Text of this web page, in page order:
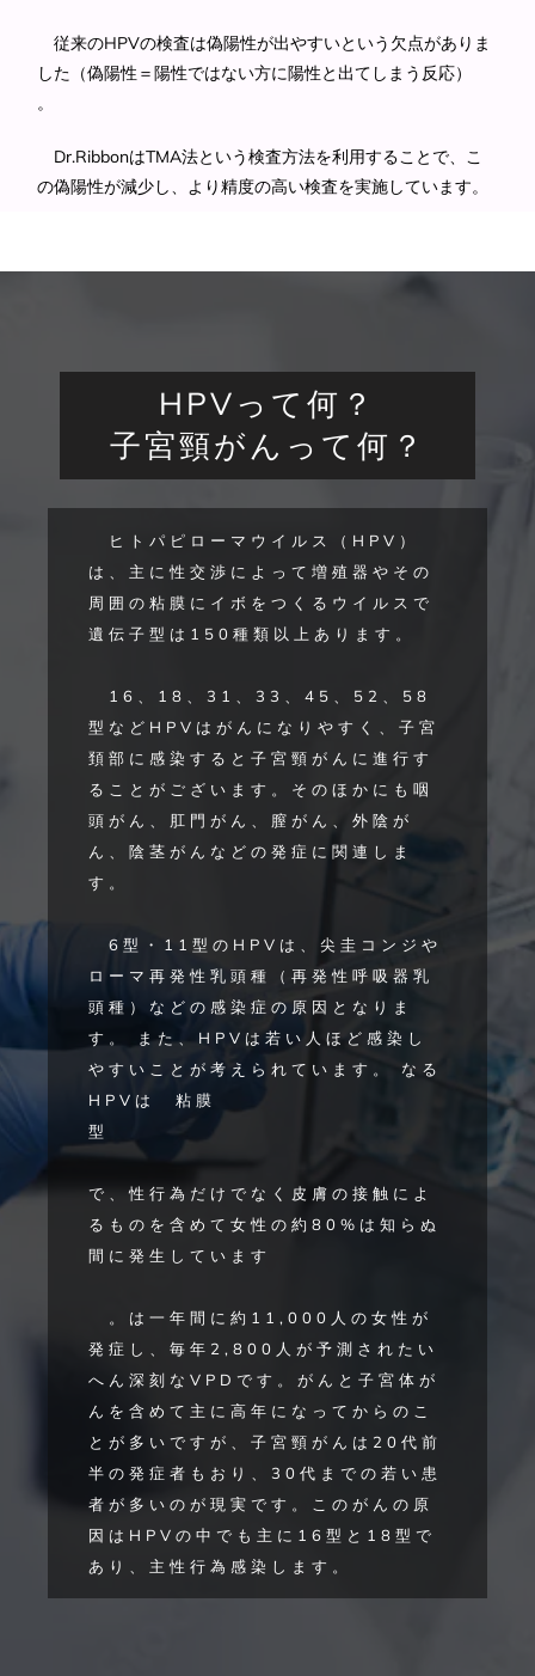
従来のHPVの検査は偽陽性が出やすいという欠点がありま
した（偽陽性＝陽性ではない方に陽性と出てしまう反応）
。
Dr.RibbonはTMA法という検査方法を利用することで、こ
の偽陽性が減少し、より精度の高い検査を実施しています。
HPVって何？
子宮頸がんって何？
ヒトパピローマウイルス（HPV）
は、主に性交渉によって増殖器やその
周囲の粘膜にイボをつくるウイルスで
遺伝子型は150種類以上あります。
16、18、31、33、45、52、58
型などHPVはがんになりやすく、子宮
頚部に感染すると子宮頸がんに進行す
ることがございます。そのほかにも咽
頭がん、肛門がん、膣がん、外陰が
ん、陰茎がんなどの発症に関連しま
す。
6型・11型のHPVは、尖圭コンジや
ローマ再発性乳頭種（再発性呼吸器乳
頭種）などの感染症の原因となりま
す。 また、HPVは若い人ほど感染し
やすいことが考えられています。 なる
HPVは
粘膜
型
で、性行為だけでなく皮膚の接触によ
るものを含めて女性の約80%は知らぬ
間に発生しています
。は一年間に約11,000人の女性が
発症し、毎年2,800人が予測されたい
へん深刻なVPDです。がんと子宮体が
んを含めて主に高年になってからのこ
とが多いですが、子宮頸がんは20代前
半の発症者もおり、30代までの若い患
者が多いのが現実です。このがんの原
因はHPVの中でも主に16型と18型で
あり、主性行為感染します。